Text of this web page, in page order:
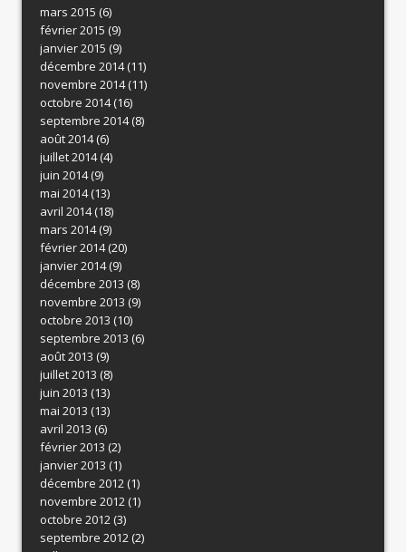
mars 2015 (6)
février 2015 (9)
janvier 2015 (9)
décembre 2014(11)
novembre 2014(11)
octobre 2014(16)
septembre 2014(8)
août 2014(6)
juillet 2014(4)
juin 2014(9)
mai 2014(13)
avril 2014(18)
mars 2014(9)
février 2014(20)
janvier 2014(9)
décembre 2013 (8)
novembre 2013 (9)
octobre 2013 (10)
septembre 2013 (6)
août 2013 (9)
juillet 2013 (8)
juin 2013 (13)
mai 2013 (13)
avril 2013 (6)
février 2013 (2)
janvier 2013 (1)
décembre 2012(1)
novembre 2012(1)
octobre 2012(3)
septembre 2012(2)